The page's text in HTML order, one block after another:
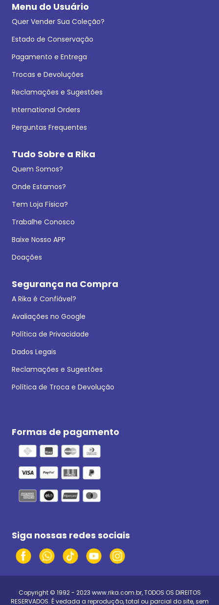
Menu do Usuário
Quer Vender Sua Coleção?
Estado de Conservação
Pagamento e Entrega
Trocas e Devoluções
Reclamações e Sugestões
International Orders
Perguntas Frequentes
Tudo Sobre a Rika
Quem Somos?
Onde Estamos?
Tem Loja Física?
Trabalhe Conosco
Baixe Nosso APP
Doações
Segurança na Compra
A Rika é Confiável?
Avaliações no Google
Política de Privacidade
Dados Legais
Reclamações e Sugestões
Política de Troca e Devolução
Formas de pagamento
Siga nossas redes sociais
Copyright © 1992 - 2023 www.rika.com.br, TODOS OS DIREITOS
RESERVADOS. É vedada a reprodução, total ou parcial do site, sem